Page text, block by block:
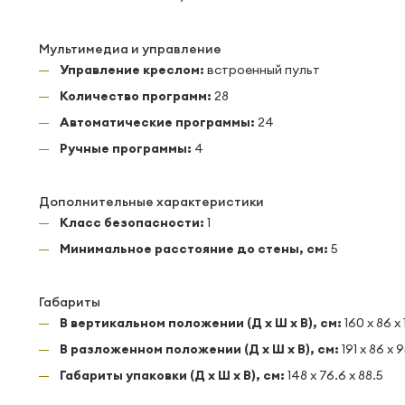
Мультимедиа и управление
Управление креслом: встроенный пульт
Количество программ: 28
Автоматические программы: 24
Ручные программы: 4
Дополнительные характеристики
Класс безопасности: 1
Минимальное расстояние до стены, см: 5
Габариты
В вертикальном положении (Д x Ш x В), см: 160 x 86 x
В разложенном положении (Д x Ш x В), см: 191 x 86 x
Габариты упаковки (Д x Ш x В), см: 148 x 76.6 x 88.5